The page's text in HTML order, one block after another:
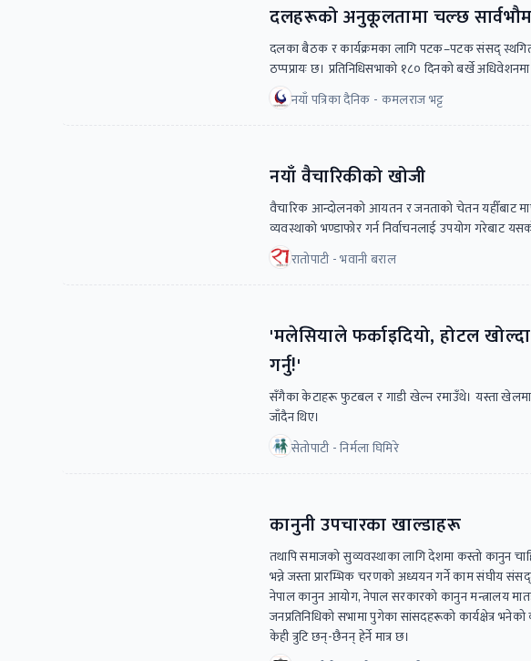
दलहरूको अनुकूलतामा चल्छ
दलका बैठक र कार्यक्रमका लागि पटक–पटक संसद्
ठप्पप्रायः छ। प्रतिनिधिसभाको १८० दिनको बर्खे
नयाँ पत्रिका दैनिक - कमलराज भट्ट
नयाँ वैचारिकीको खोजी
वैचारिक आन्दोलनको आयतन र जनताको चेतन यहीँबाट
व्यवस्थाको भण्डाफोर गर्न निर्वाचनलाई उपयोग गरेबाट
रातोपाटी - भवानी बराल
'मलेसियाले फर्काइदियो, होटल
गर्नु!'
सँगैका केटाहरू फुटबल र गाडी खेल्न रमाउँथे। यस्ता
जाँदैन थिए।
सेतोपाटी - निर्मला घिमिरे
कानुनी उपचारका खाल्डाहरू
तथापि समाजको सुव्यवस्थाका लागि देशमा कस्तो कानुन
भन्ने जस्ता प्रारम्भिक चरणको अध्ययन गर्ने काम संघीय
नेपाल कानुन आयोग, नेपाल सरकारको कानुन मन्त्रालय
जनप्रतिनिधिको सभामा पुगेका सांसदहरूको कार्यक्षेत्र
केही त्रुटि छन्-छैनन् हेर्ने मात्र छ।